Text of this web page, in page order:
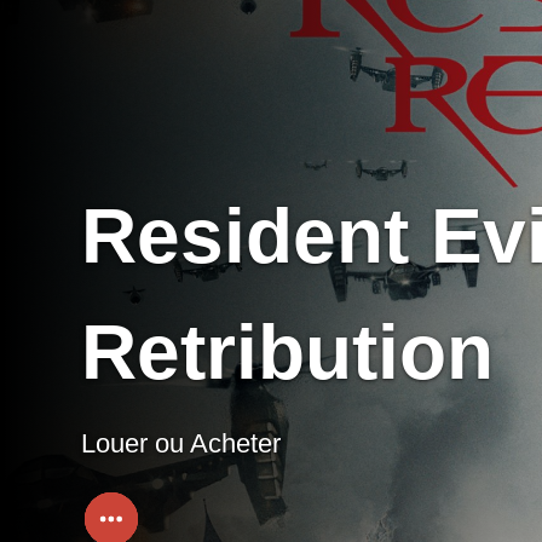
Resident
Retribution
Louer ou Acheter